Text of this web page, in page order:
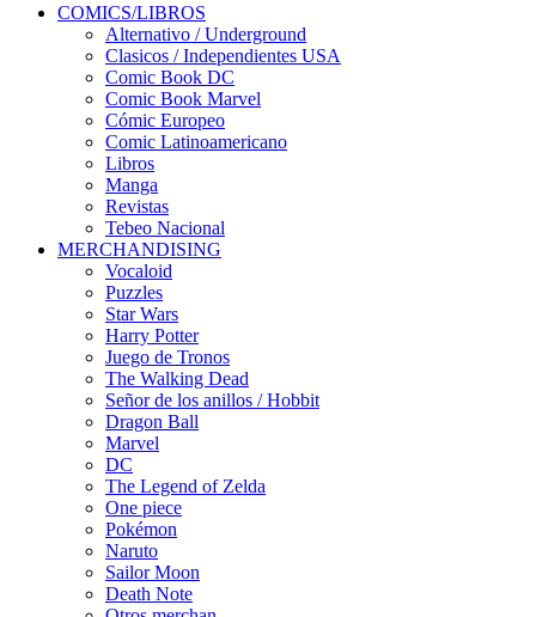
COMICS/LIBROS
Alternativo / Underground
Clasicos / Independientes USA
Comic Book DC
Comic Book Marvel
Cómic Europeo
Comic Latinoamericano
Libros
Manga
Revistas
Tebeo Nacional
MERCHANDISING
Vocaloid
Puzzles
Star Wars
Harry Potter
Juego de Tronos
The Walking Dead
Señor de los anillos / Hobbit
Dragon Ball
Marvel
DC
The Legend of Zelda
One piece
Pokémon
Naruto
Sailor Moon
Death Note